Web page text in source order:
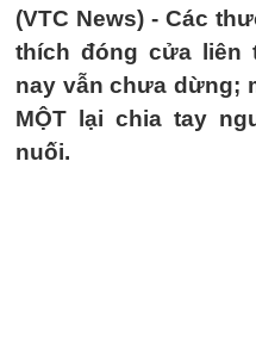
(VTC News) - Các
thích đóng cửa liên
nay vẫn chưa dừng;
MỘT lại chia tay
nuối.